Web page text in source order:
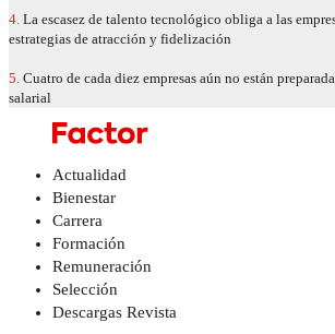
4. La escasez de talento tecnológico obliga a las
estrategias de atracción y fidelización
5. Cuatro de cada diez empresas aún no están
salarial
Actualidad
Bienestar
Carrera
Formación
Remuneración
Selección
Descargas Revista